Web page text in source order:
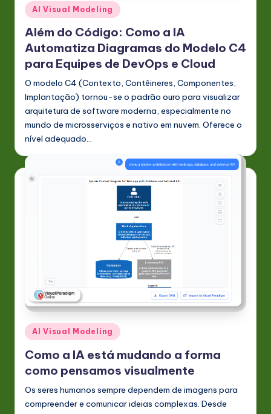
Posted
in
AI Visual Modeling
Além do Código: Como a IA
Automatiza Diagramas do Modelo C4
para Equipes de DevOps e Cloud
O modelo C4 (Contexto, Contêineres, Componentes,
Implantação) tornou-se o padrão ouro para visualizar
arquitetura de software moderna, especialmente no
mundo de microsserviços e nativo em nuvem. Oferece o
nível adequado…
Posted
in
AI Visual Modeling
Como a IA está mudando a forma
como pensamos visualmente
Os seres humanos sempre dependem de imagens para
compreender e comunicar ideias complexas. Desde